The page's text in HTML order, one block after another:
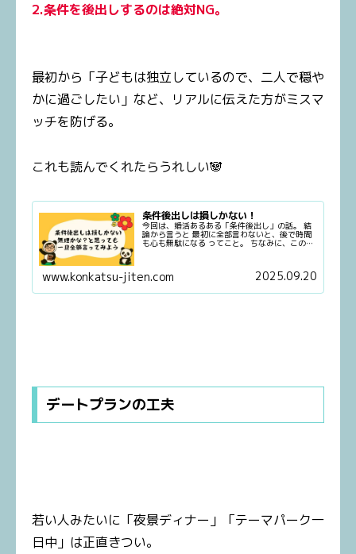
2.条件を後出しするのは絶対NG。
最初から「子どもは独立しているので、二人で穏や
かに過ごしたい」など、リアルに伝えた方がミスマ
ッチを防げる。
これも読んでくれたらうれしい🐼
条件後出しは損しかない！
今回は、婚活あるある「条件後出し」の話。 結
論から言うと 最初に全部言わないと、後で時間
も心も無駄になる ってこと。 ちなみに、この記
に関わる条件のこと。
www.konkatsu-jiten.com 2025.09.20
デートプランの工夫
若い人みたいに「夜景ディナー」「テーマパーク一
日中」は正直きつい。